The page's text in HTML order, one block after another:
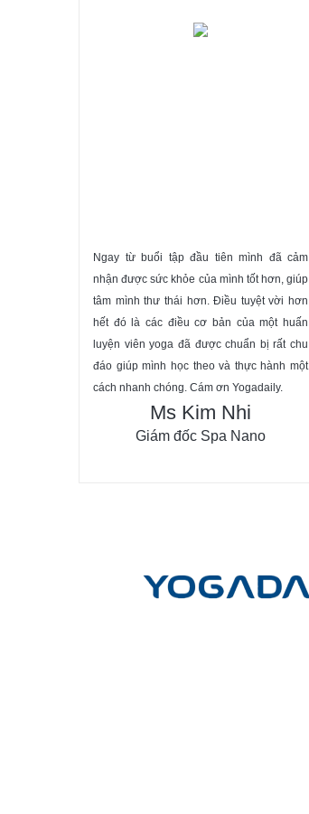
Ngay từ buổi tập đầu tiên mình đã cảm
nhận được sức khỏe của mình tốt hơn, giúp
tâm mình thư thái hơn. Điều tuyệt vời hơn
hết đó là các điều cơ bản của một huấn
luyện viên yoga đã được chuẩn bị rất chu
đáo giúp mình học theo và thực hành một
cách nhanh chóng. Cám ơn Yogadaily.
Ms Kim Nhi
Giám đốc Spa Nano